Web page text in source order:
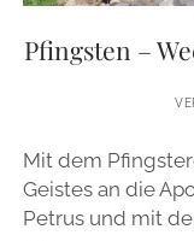
Pfingsten –
Mit dem
Geistes an die
Petrus und mit